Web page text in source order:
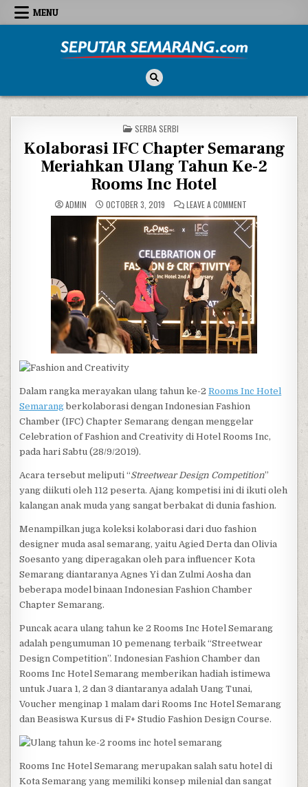
Skip to content
MENU
POSTED IN
SERBA SERBI
Kolaborasi IFC Chapter Semarang
Meriahkan Ulang Tahun Ke-2
Rooms Inc Hotel
ADMIN OCTOBER 3, 2019 LEAVE A COMMENTON KOLABORASI
Dalam rangka merayakan ulang tahun ke-2Rooms Inc Hotel
Semarangberkolaborasi dengan Indonesian Fashion
Chamber (IFC) Chapter Semarang dengan menggelar
Celebration of Fashion and Creativity di Hotel Rooms Inc,
pada hari Sabtu (28/9/2019).
Acara tersebut meliputi “Streetwear Design Competition”
yang diikuti oleh 112 peserta. Ajang kompetisi ini di ikuti oleh
kalangan anak muda yang sangat berbakat di dunia fashion.
Menampilkan juga koleksi kolaborasi dari duo fashion
designer muda asal semarang, yaitu Agied Derta dan Olivia
Soesanto yang diperagakan oleh para influencer Kota
Semarang diantaranya Agnes Yi dan Zulmi Aosha dan
beberapa model binaan Indonesian Fashion Chamber
Chapter Semarang.
Puncak acara ulang tahun ke 2 Rooms Inc Hotel Semarang
adalah pengumuman 10 pemenang terbaik “Streetwear
Design Competition”. Indonesian Fashion Chamber dan
Rooms Inc Hotel Semarang memberikan hadiah istimewa
untuk Juara 1, 2 dan 3 diantaranya adalah Uang Tunai,
Voucher menginap 1 malam dari Rooms Inc Hotel Semarang
dan Beasiswa Kursus di F+ Studio Fashion Design Course.
Rooms Inc Hotel Semarang merupakan salah satu hotel di
Kota Semarang yang memiliki konsep milenial dan sangat